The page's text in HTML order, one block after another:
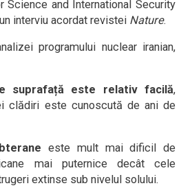
and International Security
interviu acordat revistei Nature.
programului nuclear iranian,
suprafață este relativ facilă,
clădiri este cunoscută de ani de
este mult mai dificil de
mai puternice decât cele
extinse sub nivelul solului.